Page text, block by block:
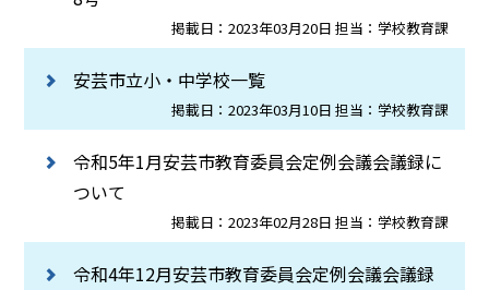
掲載日：2023年03月20日 担当：学校教育課
安芸市立小・中学校一覧
掲載日：2023年03月10日 担当：学校教育課
令和5年1月安芸市教育委員会定例会議会議録に
ついて
掲載日：2023年02月28日 担当：学校教育課
令和4年12月安芸市教育委員会定例会議会議録